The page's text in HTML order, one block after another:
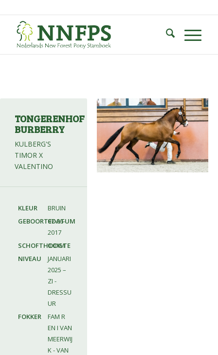
TONGERENHOF
BURBERRY
KULBERG'S
TIMOR X
VALENTINO
KLEUR
BRUIN
GEBOORTEDATUM
07-06-
2017
SCHOFTHOOGTE
0.01M
NIVEAU
JANUARI
2025 –
ZI -
DRESSU
UR
FOKKER
FAM R
EN I VAN
MEERWIJ
K - VAN